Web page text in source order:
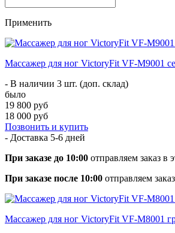
Применить
Массажер для ног VictoryFit VF-M9001
- В наличии 3 шт. (доп. склад)
было
19 800 руб
18 000 руб
Позвонить и купить
- Доставка 5-6 дней
При заказе до 10:00 отправляем заказ в
При заказе после 10:00 отправляем
Массажер для ног VictoryFit VF-M8001